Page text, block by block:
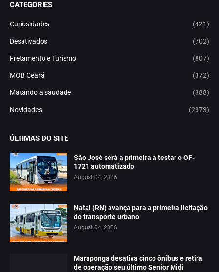
CATEGORIES
Curiosidades (421)
Desativados (702)
Fretamento e Turismo (807)
MOB Ceará (372)
Matando a saudade (388)
Novidades (2373)
ÚLTIMAS DO SITE
São José será a primeira a testar o OF-
1721 automatizado
August 04, 2026
Natal (RN) avança para a primeira licitação
do transporte urbano
August 04, 2026
Maraponga desativa cinco ônibus e retira
de operação seu último Senior Midi